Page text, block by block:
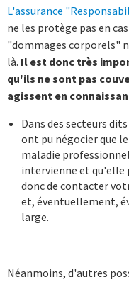
L'assurance
ne les protège pas en
"dommages corporels"
là. Il est donc très
qu'ils ne sont pas
agissent en
Dans des secteurs
ont pu négocier que
maladie
intervienne et qu'elle
donc de contacter
et, éventuellement,
large.
Néanmoins, d'autres